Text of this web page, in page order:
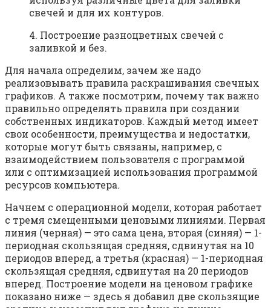
свечей и для их контуров.
4. Построение разноцветных свечей с
заливкой и без.
Для начала определим, зачем же надо
реализовывать правила раскрашивания свечных
графиков. А также посмотрим, почему так важно
правильно определять правила при создании
собственных индикаторов. Каждый метод имеет
свои особенности, преимущества и недостатки,
которые могут быть связаны, например, с
взаимодействием пользователя с программой
или с оптимизацией использования программой
ресурсов компьютера.
Начнем с операционной модели, которая работает
с тремя смещенными ценовыми линиями. Первая
линия (черная) — это сама цена, вторая (синяя) — 1-
периодная скользящая средняя, сдвинутая на 10
периодов вперед, а третья (красная) — 1-периодная
скользящая средняя, сдвинутая на 20 периодов
вперед. Построение модели на ценовом графике
показано ниже — здесь я добавил две скользящие